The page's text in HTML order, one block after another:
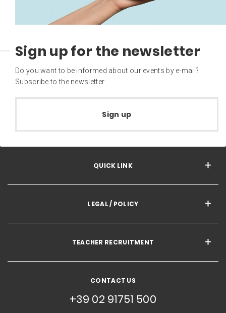
Sign up for the newsletter
Do you want to be informed about our events by e-mail?
Subscribe to the newsletter
Sign up
QUICK LINK
LEGAL / POLICY
TEACHER RECRUITMENT
CONTACT US
+39 02 91751 500